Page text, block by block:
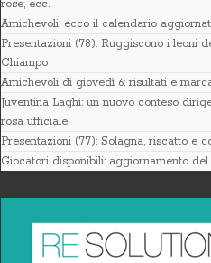
rose, ecc.
Amichevoli: ecco il calendario
Presentazioni (78): Ruggiscono i leoni
Chiampo
Amichevoli di giovedì 6: risultati e
Juventina Laghi: un nuovo conteso
rosa ufficiale!
Presentazioni (77): Solagna, riscatto e
Giocatori disponibili: aggiornamento